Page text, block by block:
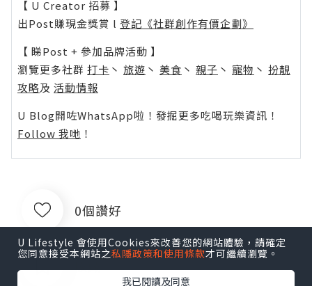
【 U Creator 招募 】
出Post賺現金獎賞 l 登記《社群創作有價企劃》
【 睇Post + 參加品牌活動 】
瀏覽更多社群 打卡 丶 旅遊 丶 美食 丶 親子 丶 寵物 丶 扮靚
攻略及 活動情報
U Blog開咗WhatsApp啦！發掘更多吃喝玩樂資訊！
Follow 我哋 ！
0個讚好
收藏
U Lifestyle 會使用Cookies來改善您的網站體驗，請確定
您同意接受本網站之私隱政策和使用條款才可繼續瀏覽。
我已閱讀及同意